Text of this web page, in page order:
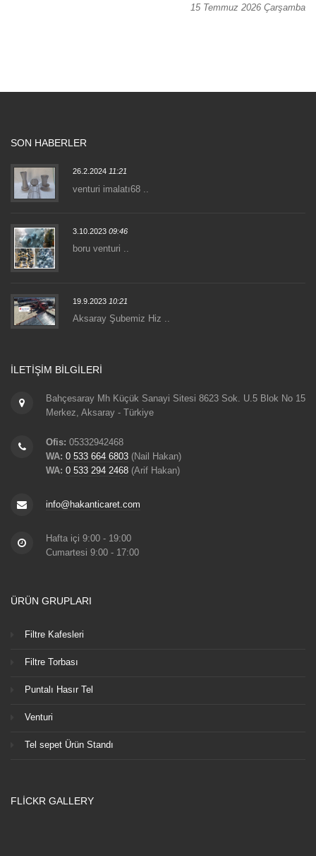
15 Temmuz 2026 Çarşamba
SON HABERLER
26.2.2024 11:21
venturi imalatı68 ..
3.10.2023 09:46
boru venturi ..
19.9.2023 10:21
Aksaray Şubemiz Hiz ..
İLETIŞIM BILGILERI
Bahçesaray Mh Küçük Sanayi Sitesi 8623 Sok. U.5 Blok No 15
Merkez, Aksaray - Türkiye
Ofis: 05332942468
WA: 0 533 664 6803 (Nail Hakan)
WA: 0 533 294 2468 (Arif Hakan)
info@hakanticaret.com
Hafta içi 9:00 - 19:00
Cumartesi 9:00 - 17:00
ÜRÜN GRUPLARI
Filtre Kafesleri
Filtre Torbası
Puntalı Hasır Tel
Venturi
Tel sepet Ürün Standı
FLICKR GALLERY